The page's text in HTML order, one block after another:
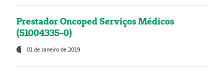
Prestador Oncoped Serviços Médicos
(51004335-0)
01 de Janeiro de 2019